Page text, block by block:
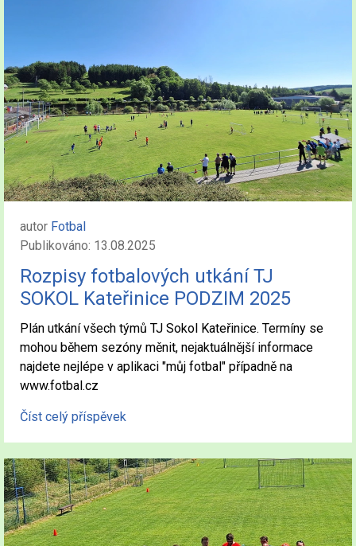
autor Fotbal
Publikováno: 13.08.2025
Rozpisy fotbalových utkání TJ
SOKOL Kateřinice PODZIM 2025
Plán utkání všech týmů TJ Sokol Kateřinice. Termíny se
mohou během sezóny měnit, nejaktuálnější informace
najdete nejlépe v aplikaci "můj fotbal" případně na
www.fotbal.cz
Číst celý příspěvek